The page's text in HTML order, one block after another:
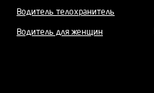
Водитель телохранитель
Водитель для женщин